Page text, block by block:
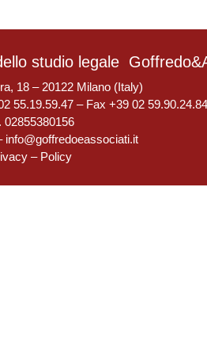
studio legale
18 – 20122 Milano (Italy)
55.19.59.47 – Fax +39 02 59.90.24.84
02855380156
info@goffredoeassociati.it
– Policy